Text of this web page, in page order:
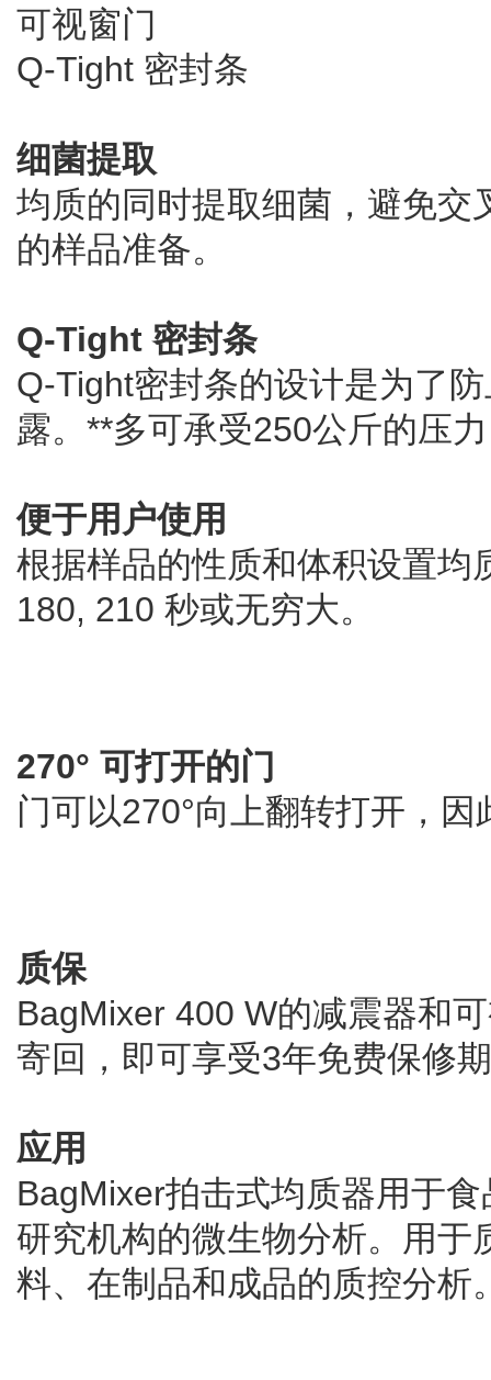
可视窗门
Q-Tight 密封条
细菌提取
均质的同时提取细菌，避免交
的样品准备。
Q-Tight 密封条
Q-Tight密封条的设计是为了
露。**多可承受250公斤的压
便于用户使用
根据样品的性质和体积设置
180, 210 秒或无穷大。
270° 可打开的门
门可以270°向上翻转打开，
质保
BagMixer 400 W的减震器和
寄回，即可享受3年免费保修
应用
BagMixer拍击式均质器用于
研究机构的微生物分析。用于
料、在制品和成品的质控分析